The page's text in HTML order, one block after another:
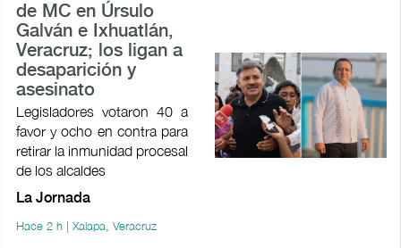
de MC en Úrsulo
Galván e Ixhuatlán,
Veracruz; los ligan a
desaparición y
asesinato
Legisladores votaron 40 a
favor y ocho en contra para
retirar la inmunidad procesal
de los alcaldes
La Jornada
Hace 2 h | Xalapa, Veracruz